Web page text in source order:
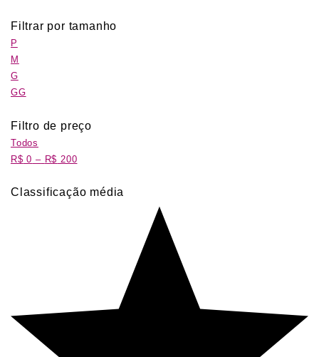
Filtrar por tamanho
P
M
G
GG
Filtro de preço
Todos
R$ 0 – R$ 200
Classificação média